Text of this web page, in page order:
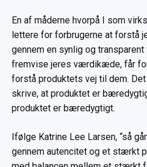
En af måderne hvorpå I som
lettere for forbrugerne at forstå
gennem en synlig og
fremvise jeres værdikæde, får
forstå produktets vej til dem.
skrive, at produktet er
produktet er bæredygtigt.
Ifølge Katrine Lee Larsen, “så
gennem autencitet og et stærkt